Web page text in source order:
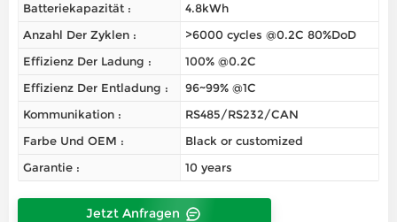
Batteriekapazität :
4.8kWh
Anzahl Der Zyklen :
>6000 cycles @0.2C 80%DoD
Effizienz Der Ladung :
100% @0.2C
Effizienz Der Entladung :
96~99% @1C
Kommunikation :
RS485/RS232/CAN
Farbe Und OEM :
Black or customized
Garantie :
10 years
Jetzt Anfragen